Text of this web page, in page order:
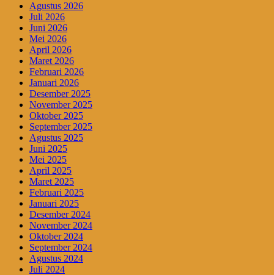
Agustus 2026
Juli 2026
Juni 2026
Mei 2026
April 2026
Maret 2026
Februari 2026
Januari 2026
Desember 2025
November 2025
Oktober 2025
September 2025
Agustus 2025
Juni 2025
Mei 2025
April 2025
Maret 2025
Februari 2025
Januari 2025
Desember 2024
November 2024
Oktober 2024
September 2024
Agustus 2024
Juli 2024